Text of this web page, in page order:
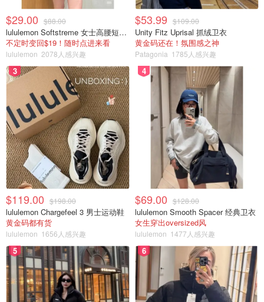
$29.00 $88.00
lululemon Softstreme 女士高腰短裤 10cm
不定时变回$19！随时点进来看
lululemon 2078人感兴趣
$53.99 $109.00
Unity Fitz Uprisal 抓绒卫衣
黄金码还在！氛围感之神
Patagonia 1785人感兴趣
3
$119.00 $198.00
lululemon Chargefeel 3 男士运动鞋
黄金码都有货
lululemon 1656人感兴趣
4
$69.00 $128.00
lululemon Smooth Spacer 经典卫衣
女生穿出oversized风
lululemon 1477人感兴趣
5 6